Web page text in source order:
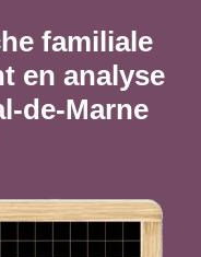
familiale
en analyse
de-Marne